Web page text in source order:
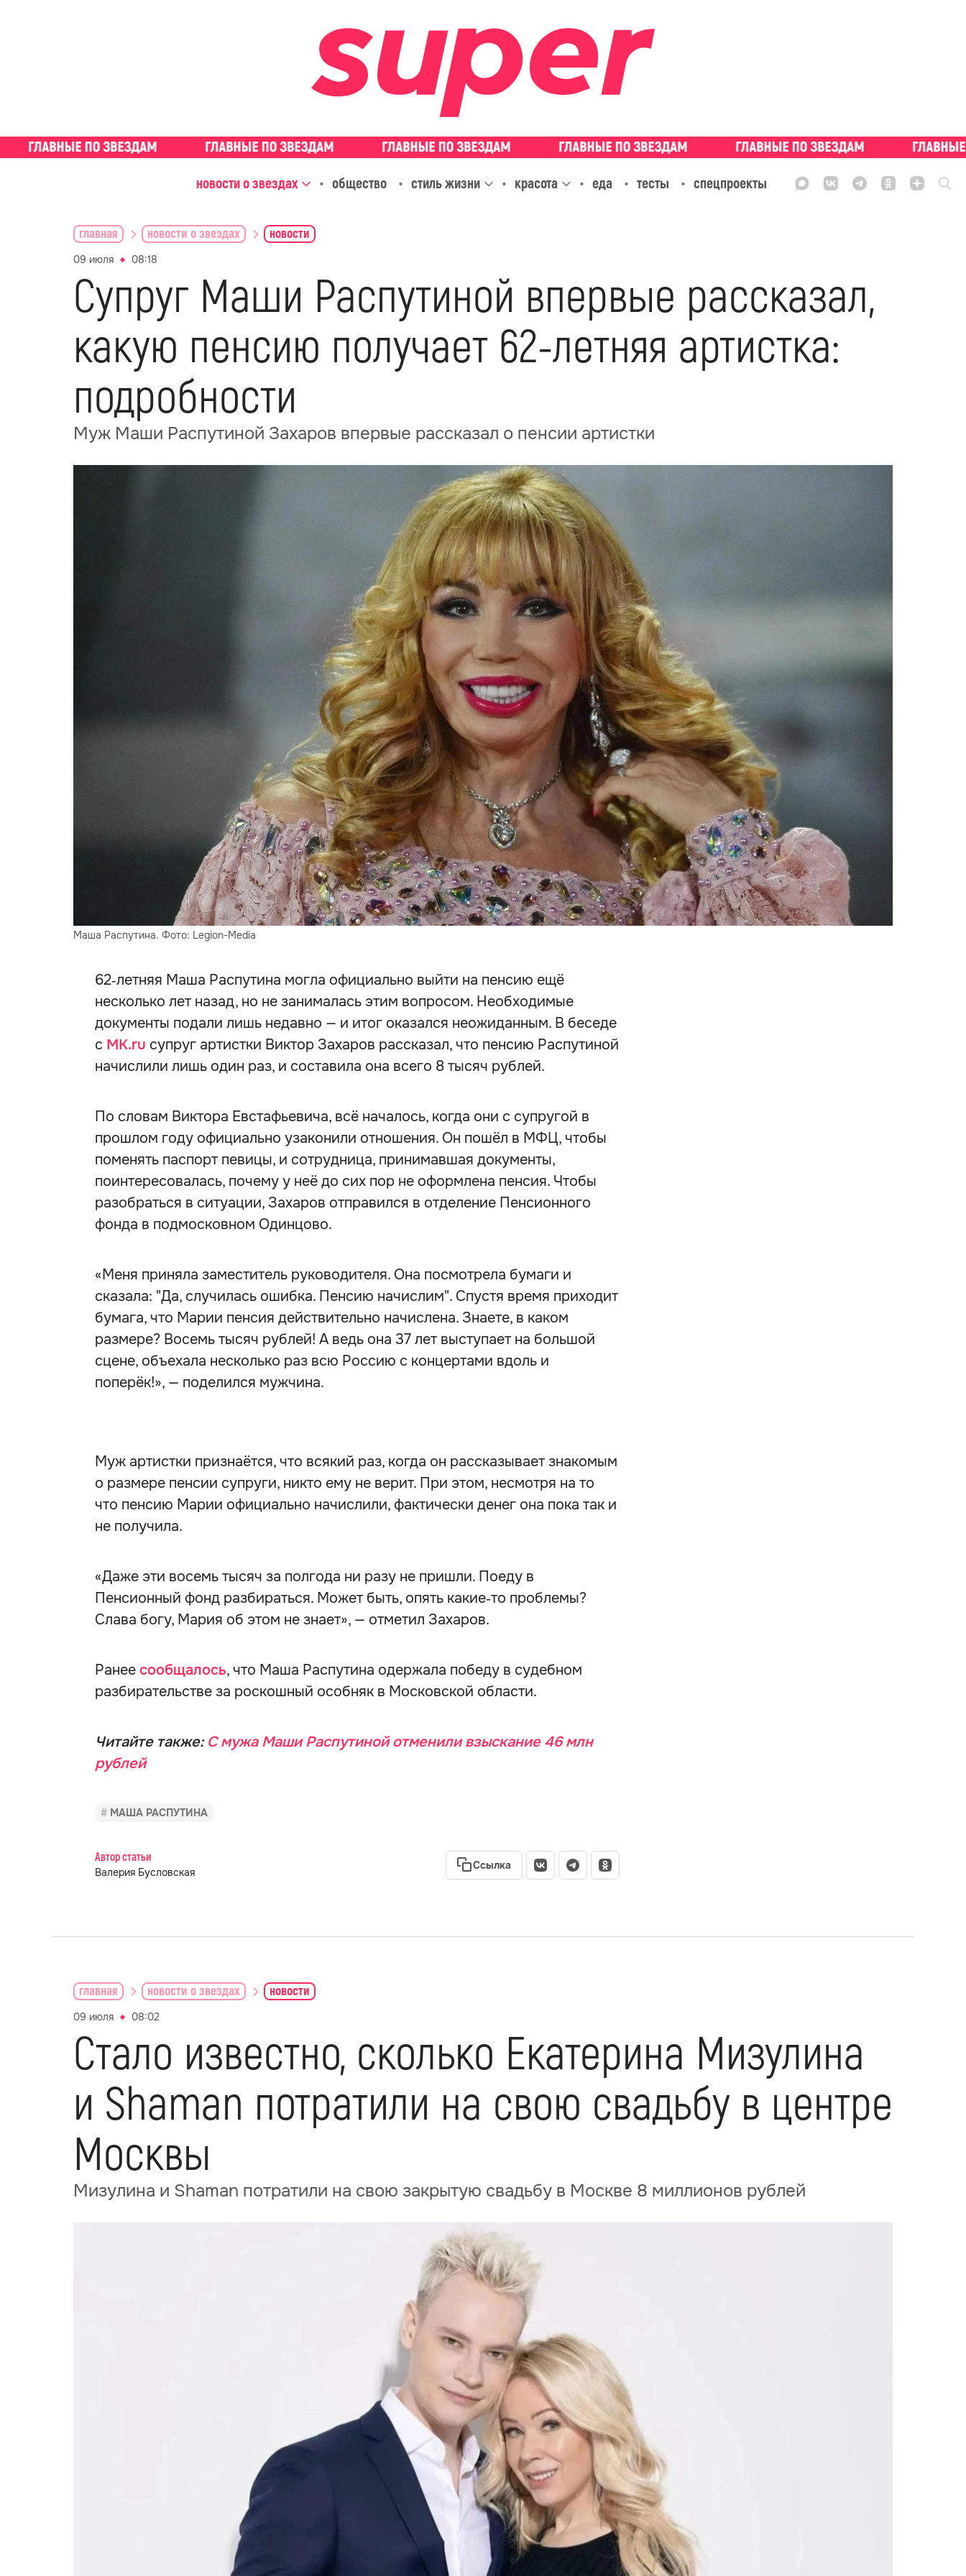
новости о звездах общество стиль жизни красота еда тесты спецпроекты
главная новости о звездах новости
09 июля 08:18
Супруг Маши Распутиной впервые рассказал,
какую пенсию получает 62-летняя артистка:
подробности
Муж Маши Распутиной Захаров впервые рассказал о пенсии артистки
Маша Распутина. Фото: Legion-Media
62‑летняя Маша Распутина могла официально выйти на пенсию ещё
несколько лет назад, но не занималась этим вопросом. Необходимые
документы подали лишь недавно — и итог оказался неожиданным. В беседе
с MK.ru супруг артистки Виктор Захаров рассказал, что пенсию Распутиной
начислили лишь один раз, и составила она всего 8 тысяч рублей.
По словам Виктора Евстафьевича, всё началось, когда они с супругой в
прошлом году официально узаконили отношения. Он пошёл в МФЦ, чтобы
поменять паспорт певицы, и сотрудница, принимавшая документы,
поинтересовалась, почему у неё до сих пор не оформлена пенсия. Чтобы
разобраться в ситуации, Захаров отправился в отделение Пенсионного
фонда в подмосковном Одинцово.
«Меня приняла заместитель руководителя. Она посмотрела бумаги и
сказала: "Да, случилась ошибка. Пенсию начислим". Спустя время приходит
бумага, что Марии пенсия действительно начислена. Знаете, в каком
размере? Восемь тысяч рублей! А ведь она 37 лет выступает на большой
сцене, объехала несколько раз всю Россию с концертами вдоль и
поперёк!», — поделился мужчина.
Муж артистки признаётся, что всякий раз, когда он рассказывает знакомым
о размере пенсии супруги, никто ему не верит. При этом, несмотря на то
что пенсию Марии официально начислили, фактически денег она пока так и
не получила.
«Даже эти восемь тысяч за полгода ни разу не пришли. Поеду в
Пенсионный фонд разбираться. Может быть, опять какие‑то проблемы?
Слава богу, Мария об этом не знает», — отметил Захаров.
Ранее сообщалось, что Маша Распутина одержала победу в судебном
разбирательстве за роскошный особняк в Московской области.
Читайте также: С мужа Маши Распутиной отменили взыскание 46 млн
рублей
МАША РАСПУТИНА
Автор статьи
Валерия Бусловская
Ссылка
главная новости о звездах новости
09 июля 08:02
Стало известно, сколько Екатерина Мизулина
и Shaman потратили на свою свадьбу в центре
Москвы
Мизулина и Shaman потратили на свою закрытую свадьбу в Москве 8 миллионов рублей